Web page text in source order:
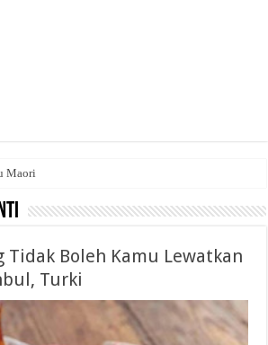
Maori
Tidak Boleh Kamu Lewatkan
Turki